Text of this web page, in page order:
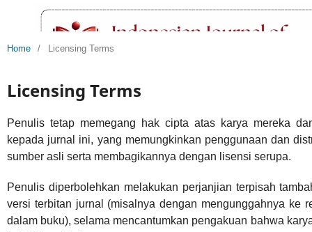
Home / Licensing Terms
Licensing Terms
Penulis tetap memegang hak cipta atas karya mereka
kepada jurnal ini, yang memungkinkan penggunaan dan
sumber asli serta membagikannya dengan lisensi serupa.
Penulis diperbolehkan melakukan perjanjian terpisah
versi terbitan jurnal (misalnya dengan mengunggahnya ke
dalam buku), selama mencantumkan pengakuan bahwa